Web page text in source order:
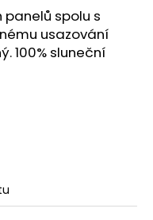
spolu s
usazování
100% sluneční